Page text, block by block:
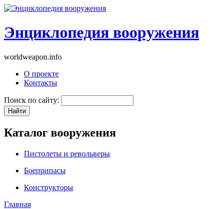
Энциклопедия вооружения
worldweapon.info
О проекте
Контакты
Поиск по сайту:
Каталог вооружения
Пистолеты и револьверы
Боеприпасы
Конструкторы
Главная